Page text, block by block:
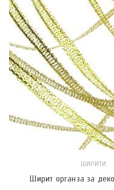
ШИРИТИ
Ширит органза за